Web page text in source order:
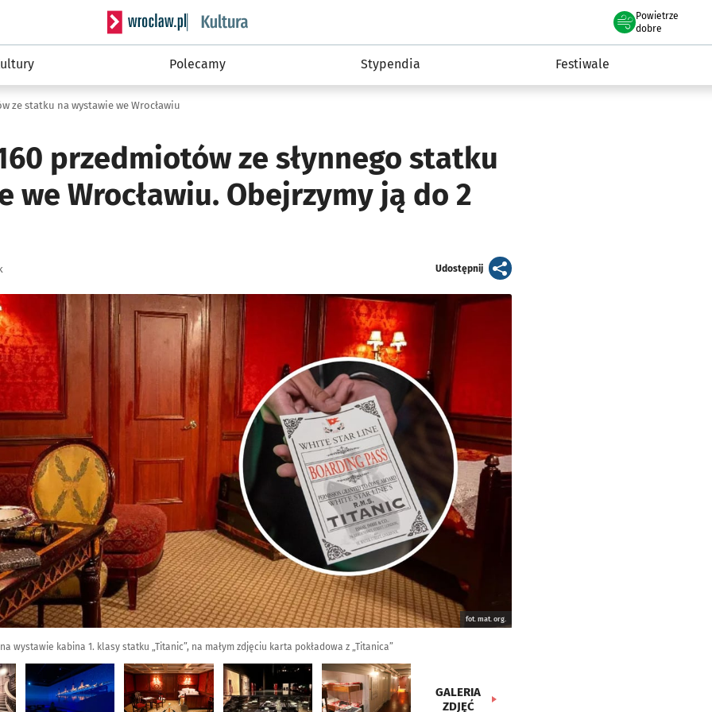
Serwis informacyjny wroclaw.pl podserwis: Kultura
Powietrze
we Wrocławiu
dobre
Polecamy Stypendia Festiwale
ze statku na wystawie we Wrocławiu
przedmiotów ze słynnego statku
we Wrocławiu. Obejrzymy ją do 2
Udostępnijartykuł
fot. mat. org.
wystawie kabina 1. klasy statku „Titanic”, na małym zdjęciu karta pokładowa z „Titanica”
GALERIA
ZDJĘĆ